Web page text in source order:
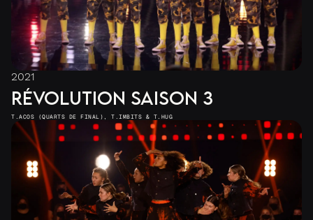
2021
RÉVOLUTION SAISON 3
T.ACOS (QUARTS DE FINAL), T.IMBITS & T.HUG